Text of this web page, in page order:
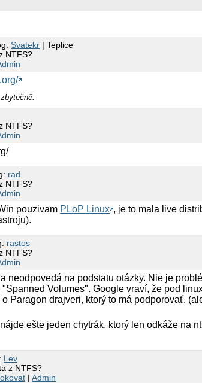
Svatekr | Teplice
NTFS?
NTFS?
rad
NTFS?
pouzivam PLoP Linux , je to mala live
rastos
NTFS?
neodpovedá na podstatu otázky. Nie je
Volumes". Google vraví, že pod
Paragon drajveri, ktorý to má podporovať.
ešte jeden chytrák, ktorý len odkáže na
Lev
z NTFS?
|Admin